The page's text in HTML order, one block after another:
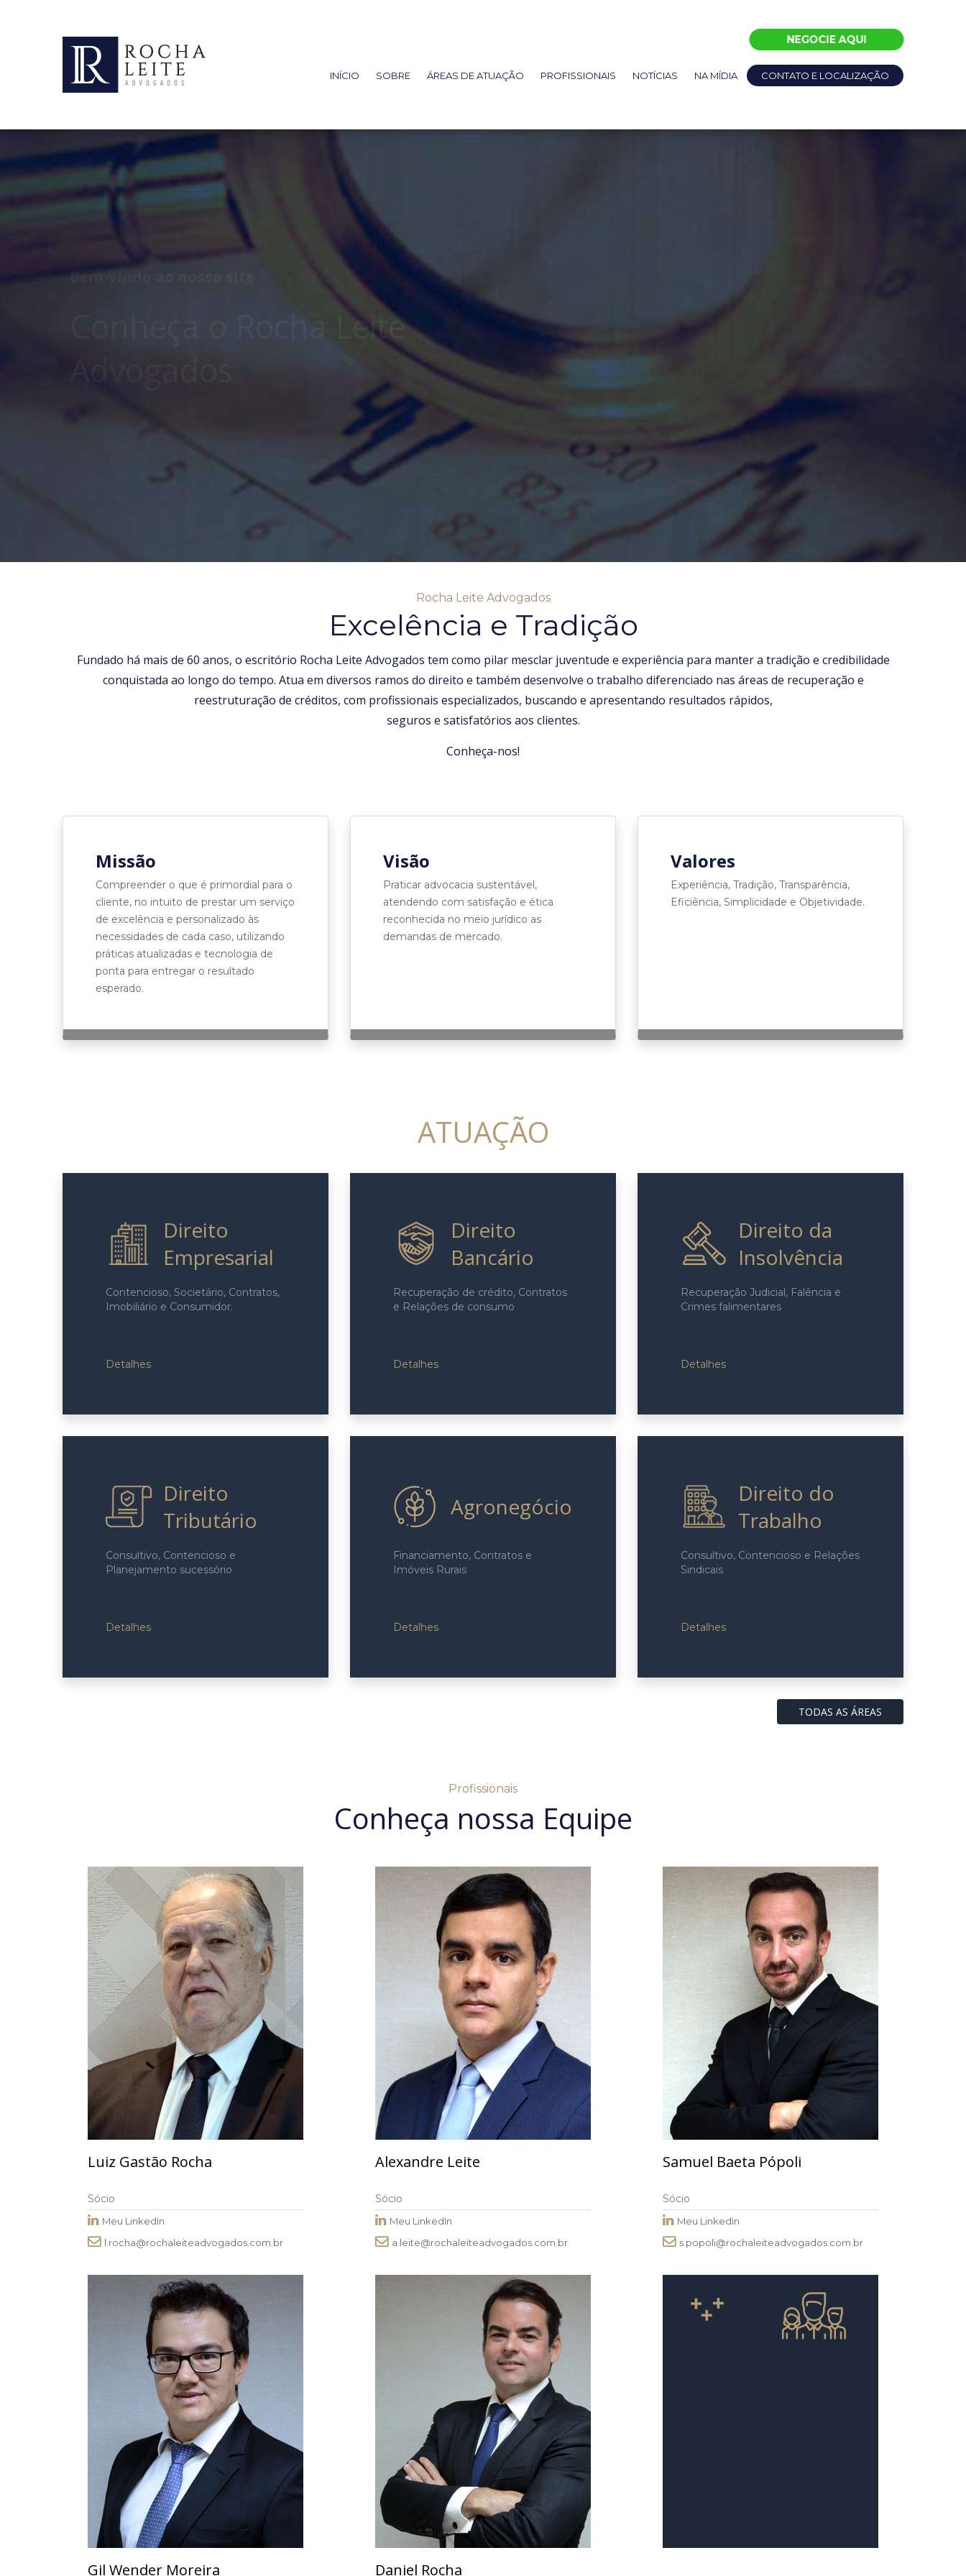
NEGOCIE AQUI
INÍCIO SOBRE ÁREAS DE ATUAÇÃO PROFISSIONAIS NOTÍCIAS NA MÍDIA CONTATO E LOCALIZAÇÃO
Recuperação de crédito,
Contratos e Relações de
Rocha Leite Advogados
Excelência e Tradição
Fundado há mais de 60 anos, o escritório Rocha Leite Advogados tem como pilar mesclar juventude e experiência para manter a tradição e credibilidade
conquistada ao longo do tempo. Atua em diversos ramos do direito e também desenvolve o trabalho diferenciado nas áreas de recuperação e
reestruturação de créditos, com profissionais especializados, buscando e apresentando resultados rápidos,
seguros e satisfatórios aos clientes.
Conheça-nos!
Missão
Compreender o que é primordial para o
cliente, no intuito de prestar um serviço
de excelência e personalizado às
necessidades de cada caso, utilizando
práticas atualizadas e tecnologia de
ponta para entregar o resultado
esperado.
Visão
Praticar advocacia sustentável,
atendendo com satisfação e ética
reconhecida no meio jurídico as
demandas de mercado.
Valores
Experiência, Tradição, Transparência,
Eficiência, Simplicidade e Objetividade.
ATUAÇÃO
Direito
Empresarial
Contencioso, Societário, Contratos,
Imobiliário e Consumidor.
Detalhes
Direito
Bancário
Recuperação de crédito, Contratos
e Relações de consumo
Detalhes
Direito da
Insolvência
Recuperação Judicial, Falência e
Crimes falimentares
Detalhes
Direito
Tributário
Consultivo, Contencioso e
Planejamento sucessório
Detalhes
Agronegócio
Financiamento, Contratos e
Imóveis Rurais
Detalhes
Direito do
Trabalho
Consultivo, Contencioso e Relações
Sindicais
Detalhes
TODAS AS ÁREAS
Profissionais
Conheça nossa Equipe
Luiz Gastão Rocha
Sócio
Meu LinkedIn
l.rocha@rochaleiteadvogados.com.br
Alexandre Leite
Sócio
Meu LinkedIn
a.leite@rochaleiteadvogados.com.br
Samuel Baeta Pópoli
Sócio
Meu LinkedIn
s.popoli@rochaleiteadvogados.com.br
Gil Wender Moreira Daniel Rocha